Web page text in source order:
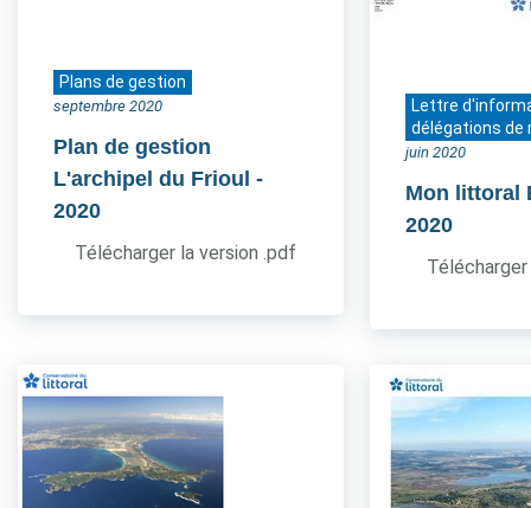
Plans de gestion
septembre 2020
Plan de gestion
L'archipel du Frioul -
2020
Télécharger la version .pdf
Lettre
délégations de
juin 2020
Mon littoral
2020